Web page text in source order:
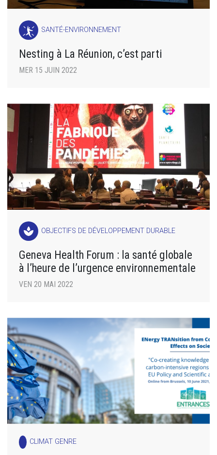
SANTÉ-ENVIRONNEMENT
Nesting à La Réunion, c’est parti
MER 15 JUIN 2022
spa OBJECTIFS DE DÉVELOPPEMENT DURABLE
Geneva Health Forum : la santé globale
à l’heure de l’urgence environnementale
VEN 20 MAI 2022
CLIMAT GENRE